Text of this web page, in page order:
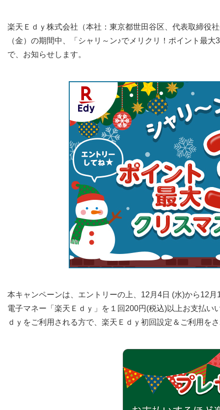
楽天Ｅｄｙ株式会社（本社：東京都世田谷区、代表取締役
（金）の期間中、「シャリ～ン♪でメリクリ！ポイント最
で、お知らせします。
本キャンペーンは、エントリーの上、12月4日 (水)から12
電子マネー「楽天Ｅｄｙ」を１回200円(税込)以上お支払
ｄｙをご利用される方で、楽天Ｅｄｙ初回設定＆ご利用を